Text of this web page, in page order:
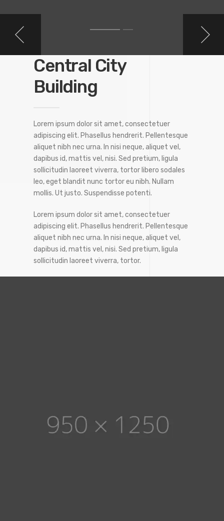
Central City
Building
Lorem ipsum dolor sit amet, consectetuer
adipiscing elit. Phasellus hendrerit. Pellentesque
aliquet nibh nec urna. In nisi neque, aliquet vel,
dapibus id, mattis vel, nisi. Sed pretium, ligula
sollicitudin laoreet viverra, tortor libero sodales
leo, eget blandit nunc tortor eu nibh. Nullam
mollis. Ut justo. Suspendisse potenti.
Lorem ipsum dolor sit amet, consectetuer
adipiscing elit. Phasellus hendrerit. Pellentesque
aliquet nibh nec urna. In nisi neque, aliquet vel,
dapibus id, mattis vel, nisi. Sed pretium, ligula
sollicitudin laoreet viverra, tortor.